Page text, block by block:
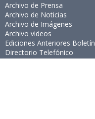
Archivo de Prensa
Archivo de Noticias
Archivo de Imágenes
Archivo videos
Ediciones Anteriores
Directorio Telefónico
Directorio Académico